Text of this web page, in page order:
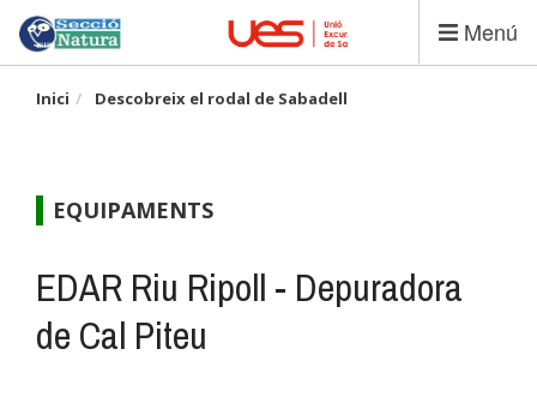
Vés
contingut
Menú
Inici Descobreix el rodal de Sabadell
EQUIPAMENTS
EDAR Riu Ripoll - Depuradora
de Cal Piteu